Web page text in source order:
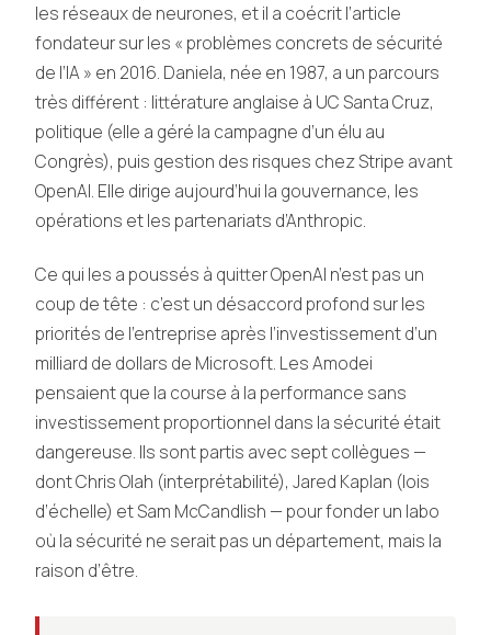
les réseaux de neurones, et il a coécrit l’article
fondateur sur les « problèmes concrets de sécurité
de l’IA » en 2016. Daniela, née en 1987, a un parcours
très différent : littérature anglaise à UC Santa Cruz,
politique (elle a géré la campagne d’un élu au
Congrès), puis gestion des risques chez Stripe avant
OpenAI. Elle dirige aujourd’hui la gouvernance, les
opérations et les partenariats d’Anthropic.
Ce qui les a poussés à quitter OpenAI n’est pas un
coup de tête : c’est un désaccord profond sur les
priorités de l’entreprise après l’investissement d’un
milliard de dollars de Microsoft. Les Amodei
pensaient que la course à la performance sans
investissement proportionnel dans la sécurité était
dangereuse. Ils sont partis avec sept collègues —
dont Chris Olah (interprétabilité), Jared Kaplan (lois
d’échelle) et Sam McCandlish — pour fonder un labo
où la sécurité ne serait pas un département, mais la
raison d’être.